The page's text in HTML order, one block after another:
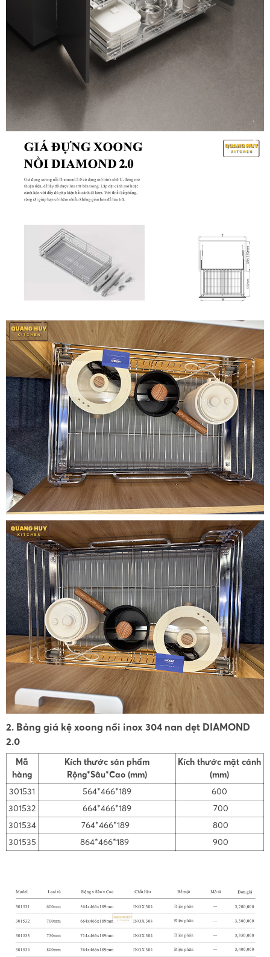
2. Bảng giá kệ xoong nồi inox 304 nan dẹt DIAMOND
2.0
Mã
hàng
Kích thước sản phẩm
Rộng*Sâu*Cao (mm)
Kích thước mặt cánh
(mm)
301531
564*466*189
600
301532
664*466*189
700
301534
764*466*189
800
301535
864*466*189 900